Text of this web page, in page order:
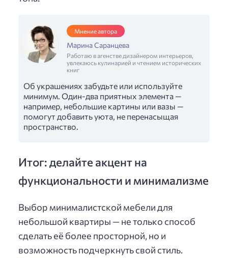
Мнение автора
Марина Саранцева
Работаю в агенстве дизайнером интерьеров,
увлекаюсь кулинарией и чтением исторических
книг
Об украшениях забудьте или используйте
минимум. Один-два приятных элемента —
например, небольшие картины или вазы —
помогут добавить уюта, не перенасыщая
пространство.
Итог: делайте акцент на
функциональности и минимализме
Выбор минималистской мебели для
небольшой квартиры — не только способ
сделать её более просторной, но и
возможность подчеркнуть свой стиль.